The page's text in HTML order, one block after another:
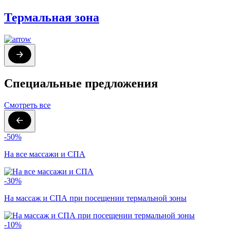
Термальная зона
Специальные предложения
Смотреть все
-50%
На все массажи и СПА
-30%
На массаж и СПА при посещении термальной зоны
-10%